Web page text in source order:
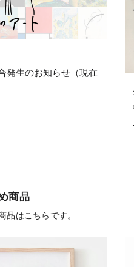
発生のお知らせ（現在
商品
品はこちらです。